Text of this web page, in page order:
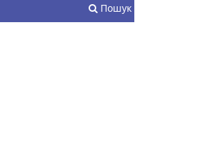
Пошук